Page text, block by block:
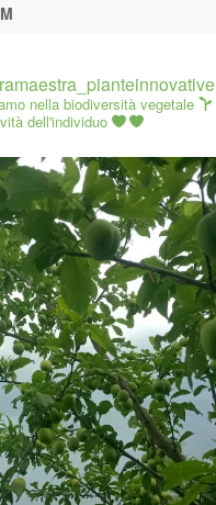
nella biodiversità vegetale
dell'individuo